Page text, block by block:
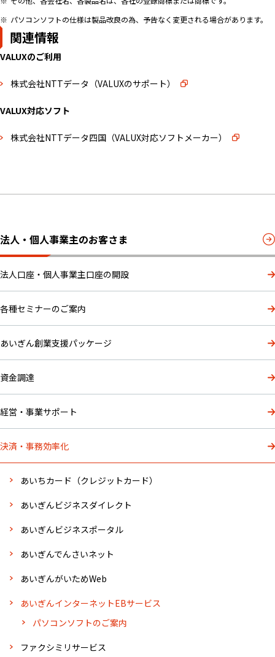
パソコンソフトの仕様は製品改良の為、予告なく変更される場合があります。
関連情報
VALUXのご利用
株式会社NTTデータ（VALUXのサポート）
VALUX対応ソフト
株式会社NTTデータ四国（VALUX対応ソフトメーカー）
法人・個人事業主のお客さま
法人口座・個人事業主口座の開設
各種セミナーのご案内
あいぎん創業支援パッケージ
資金調達
経営・事業サポート
決済・事務効率化
あいちカード（クレジットカード）
あいぎんビジネスダイレクト
あいぎんビジネスポータル
あいぎんでんさいネット
あいぎんがいためWeb
あいぎんインターネットEBサービス
パソコンソフトのご案内
ファクシミリサービス